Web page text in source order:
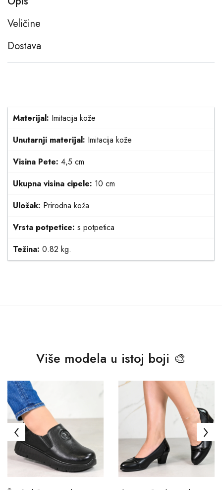
Veličine
Dostava
Materijal: Imitacija kože
Unutarnji materijal: Imitacija kože
Visina Pete: 4,5 cm
Ukupna visina cipele: 10 cm
Uložak: Prirodna koža
Vrsta potpetice: s potpetica
Težina: 0.82 kg.
Više modela u istoj boji 🎨